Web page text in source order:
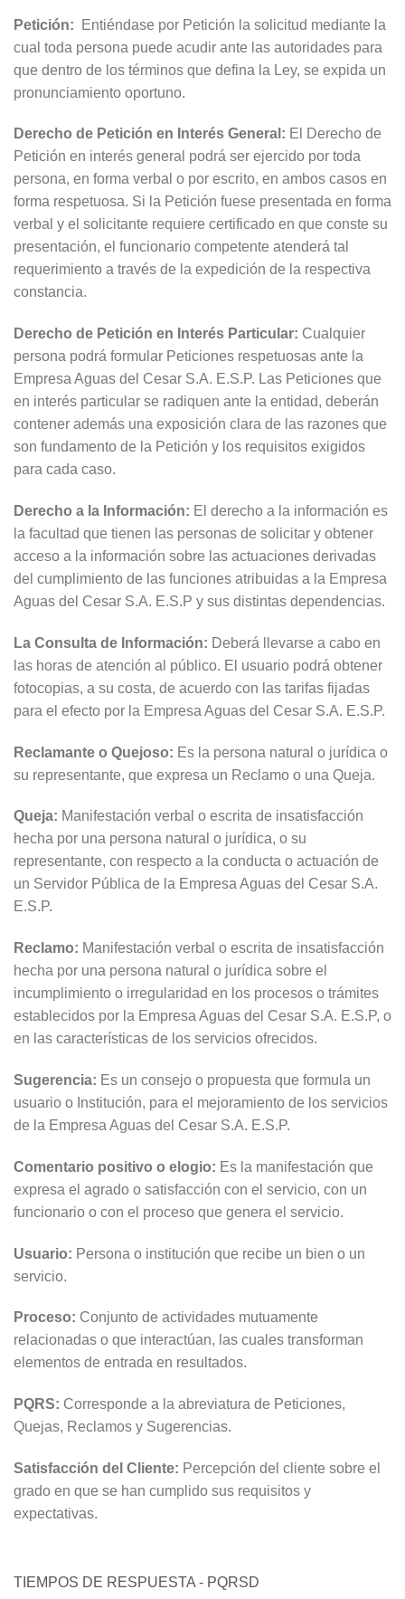
Petición:
Entiéndase por Petición la solicitud mediante la
cual toda persona puede acudir ante las autoridades para
que dentro de los términos que defina la Ley, se expida un
pronunciamiento oportuno.
Derecho de Petición en Interés General: El Derecho de
Petición en interés general podrá ser ejercido por toda
persona, en forma verbal o por escrito, en ambos casos en
forma respetuosa. Si la Petición fuese presentada en forma
verbal y el solicitante requiere certificado en que conste su
presentación, el funcionario competente atenderá tal
requerimiento a través de la expedición de la respectiva
constancia.
Derecho de Petición en Interés Particular: Cualquier
persona podrá formular Peticiones respetuosas ante la
Empresa Aguas del Cesar S.A. E.S.P. Las Peticiones que
en interés particular se radiquen ante la entidad, deberán
contener además una exposición clara de las razones que
son fundamento de la Petición y los requisitos exigidos
para cada caso.
Derecho a la Información: El derecho a la información es
la facultad que tienen las personas de solicitar y obtener
acceso a la información sobre las actuaciones derivadas
del cumplimiento de las funciones atribuidas a la Empresa
Aguas del Cesar S.A. E.S.P y sus distintas dependencias.
La Consulta de Información: Deberá llevarse a cabo en
las horas de atención al público. El usuario podrá obtener
fotocopias, a su costa, de acuerdo con las tarifas fijadas
para el efecto por la Empresa Aguas del Cesar S.A. E.S.P.
Reclamante o Quejoso: Es la persona natural o jurídica o
su representante, que expresa un Reclamo o una Queja.
Queja: Manifestación verbal o escrita de insatisfacción
hecha por una persona natural o jurídica, o su
representante, con respecto a la conducta o actuación de
un Servidor Pública de la Empresa Aguas del Cesar S.A.
E.S.P.
Reclamo: Manifestación verbal o escrita de insatisfacción
hecha por una persona natural o jurídica sobre el
incumplimiento o irregularidad en los procesos o trámites
establecidos por la Empresa Aguas del Cesar S.A. E.S.P, o
en las características de los servicios ofrecidos.
Sugerencia: Es un consejo o propuesta que formula un
usuario o Institución, para el mejoramiento de los servicios
de la Empresa Aguas del Cesar S.A. E.S.P.
Comentario positivo o elogio: Es la manifestación que
expresa el agrado o satisfacción con el servicio, con un
funcionario o con el proceso que genera el servicio.
Usuario: Persona o institución que recibe un bien o un
servicio.
Proceso: Conjunto de actividades mutuamente
relacionadas o que interactúan, las cuales transforman
elementos de entrada en resultados.
PQRS: Corresponde a la abreviatura de Peticiones,
Quejas, Reclamos y Sugerencias.
Satisfacción del Cliente: Percepción del cliente sobre el
grado en que se han cumplido sus requisitos y
expectativas.
TIEMPOS DE RESPUESTA - PQRSD